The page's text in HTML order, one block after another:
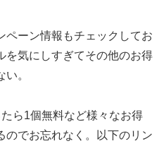
ペーン情報もチェックしてお
を気にしすぎてその他のお得
。
ら1個無料など様々なお得
のでお忘れなく。以下のリン